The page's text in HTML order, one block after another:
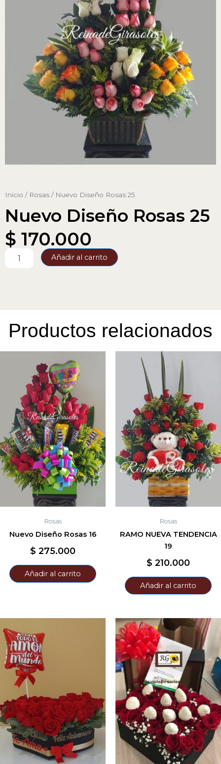
Inicio / Rosas / Nuevo Diseño Rosas 25
Nuevo Diseño Rosas 25
$ 170.000
Diseño
Añadir al carrito
Productos relacionados
Rosas
Nuevo Diseño Rosas 16
$ 275.000
Añadir al carrito
Rosas
RAMO NUEVA TENDENCIA
19
$ 210.000
Añadir al carrito